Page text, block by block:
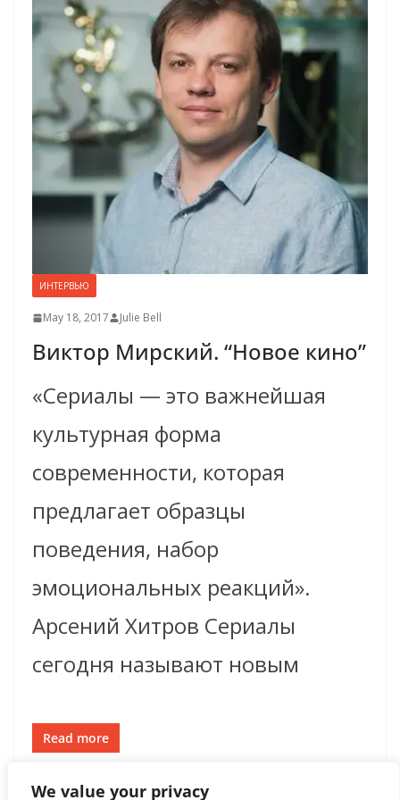
We value your privacy
ИНТЕРВЬЮ
May 18, 2017 Julie Bell
Виктор Мирский. “Новое кино”
«Сериалы — это важнейшая
культурная форма
современности, которая
предлагает образцы
поведения, набор
эмоциональных реакций».
Арсений Хитров Сериалы
сегодня называют новым
Read more